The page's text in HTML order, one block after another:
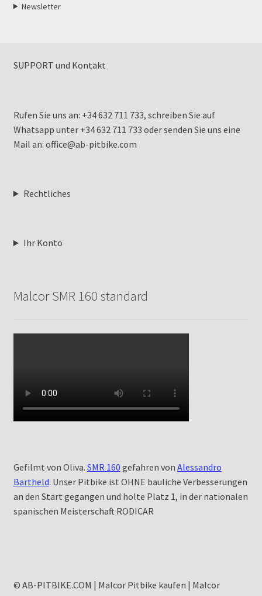
Newsletter
SUPPORT und Kontakt
Rufen Sie uns an: +34 632 711 733, schreiben Sie auf
Whatsapp unter +34 632 711 733 oder senden Sie uns eine
Mail an: office@ab-pitbike.com
Rechtliches
Ihr Konto
Malcor SMR 160 standard
Gefilmt von Oliva. SMR 160 gefahren von Alessandro
Bartheld. Unser Pitbike ist OHNE bauliche Verbesserungen
an den Start gegangen und holte Platz 1, in der nationalen
spanischen Meisterschaft RODICAR
© AB-PITBIKE.COM | Malcor Pitbike kaufen | Malcor